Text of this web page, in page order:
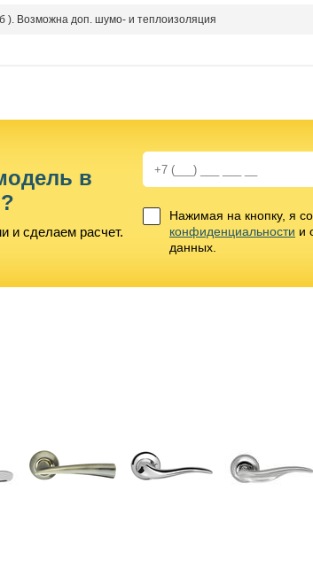
). Возможна доп. шумо- и теплоизоляция
в
и сделаем расчет.
Нажимая на кнопку, я
конфиденциальности и
данных.